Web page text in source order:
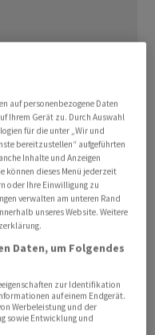
ein MSC-
in enger
Behörden», hiess es.
Richtung
in Hamburg mit.
und Zeitplan will
verlässlich
nach Angaben ihrer
Kreuzfahrt der
wie geplant
auf personenbezogene Daten
Ihrem Gerät zu. Durch Auswahl
für die unter „Wir und
bereitzustellen“ aufgeführten
Inhalte und Anzeigen
können dieses Menü jederzeit
oder Ihre Einwilligung zu
verwalten am unteren Rand
unseres Website. Weitere
Daten, um Folgendes
zur Identifikation
auf einem Endgerät.
Werbeleistung und der
sowie Entwicklung und